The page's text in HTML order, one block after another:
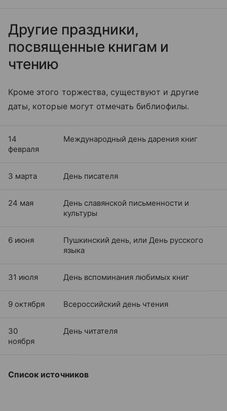
Другие праздники,
посвященные книгам и
чтению
Кроме этого торжества, существуют и другие
даты, которые могут отмечать библиофилы.
14
февраля
Международный день дарения книг
3 марта День писателя
24 мая
День славянской письменности и
культуры
6 июня
Пушкинский день, или День русского
языка
31 июля День вспоминания любимых книг
9 октября Всероссийский день чтения
30
ноября
День читателя
Список источников